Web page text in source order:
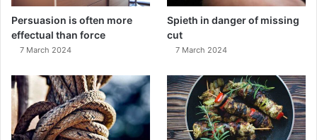
Persuasion is often more
effectual than force
7 March 2024
Spieth in danger of missing
cut
7 March 2024